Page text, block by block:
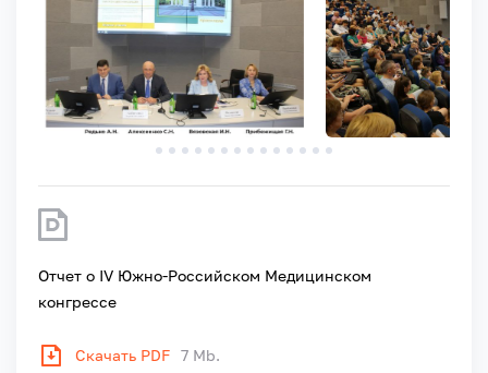
Отчет о IV Южно-Российском Медицинском
конгрессе
Скачать PDF 7 Mb.